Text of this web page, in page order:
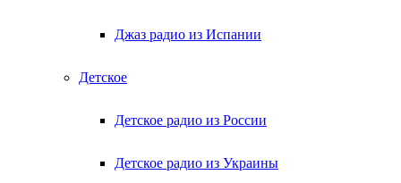
Джаз радио из Испании
Детское
Детское радио из России
Детское радио из Украины